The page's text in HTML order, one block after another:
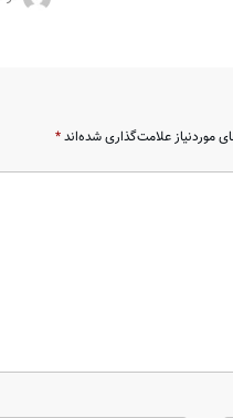
موردنیاز علامت‌گذاری شده‌اند*